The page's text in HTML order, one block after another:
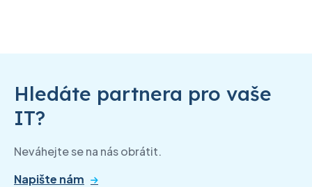
Hledáte partnera pro vaše
IT?
Neváhejte se na nás obrátit.
Napište nám